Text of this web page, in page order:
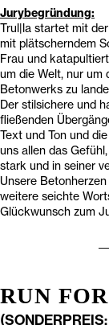
Jurybegründung:
Trul|la startet mit
mit plätscherndem
Frau und
um die Welt, nur um
Betonwerks zu
Der stilsichere und
fließenden
Text und Ton und
uns allen das
stark und in seiner
Unsere
weitere seichte
Glückwunsch zum
RUN